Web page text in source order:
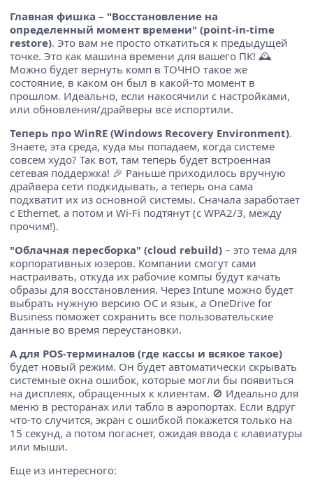
Главная фишка – "Восстановление на
определенный момент времени" (point-in-time
restore). Это вам не просто откатиться к предыдущей
точке. Это как машина времени для вашего ПК! 🕰️
Можно будет вернуть комп в ТОЧНО такое же
состояние, в каком он был в какой-то момент в
прошлом. Идеально, если накосячили с настройками,
или обновления/драйверы всё испортили.
Теперь про WinRE (Windows Recovery Environment).
Знаете, эта среда, куда мы попадаем, когда системе
совсем худо? Так вот, там теперь будет встроенная
сетевая поддержка! 🎉 Раньше приходилось вручную
драйвера сети подкидывать, а теперь она сама
подхватит их из основной системы. Сначала заработает
с Ethernet, а потом и Wi-Fi подтянут (с WPA2/3, между
прочим!).
"Облачная пересборка" (cloud rebuild) – это тема для
корпоративных юзеров. Компании смогут сами
настраивать, откуда их рабочие компы будут качать
образы для восстановления. Через Intune можно будет
выбрать нужную версию ОС и язык, а OneDrive for
Business поможет сохранить все пользовательские
данные во время переустановки.
А для POS-терминалов (где кассы и всякое такое)
будет новый режим. Он будет автоматически скрывать
системные окна ошибок, которые могли бы появиться
на дисплеях, обращенных к клиентам. 🚫 Идеально для
меню в ресторанах или табло в аэропортах. Если вдруг
что-то случится, экран с ошибкой покажется только на
15 секунд, а потом погаснет, ожидая ввода с клавиатуры
или мыши.
Еще из интересного: